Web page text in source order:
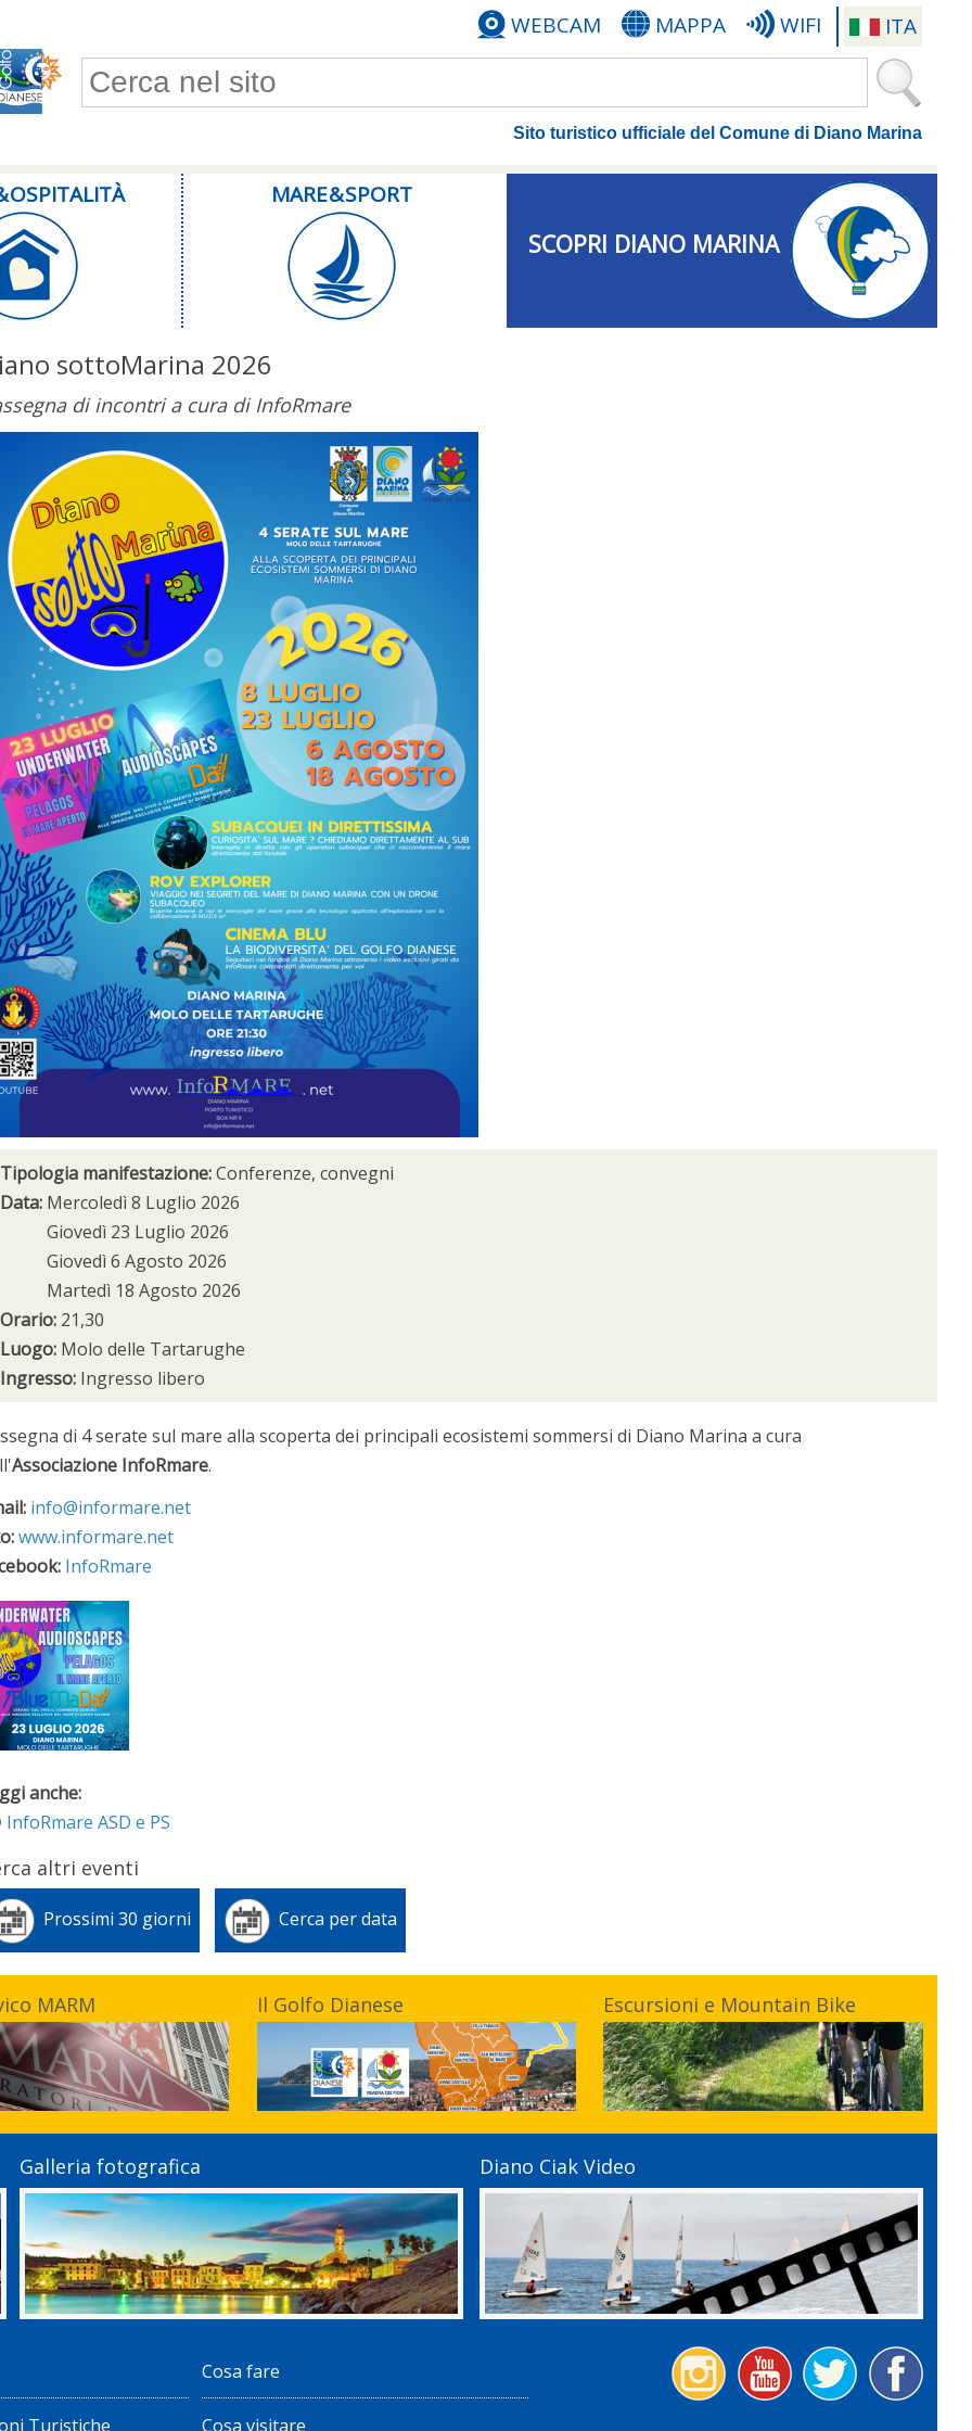
ITA
WEBCAM MAPPA WIFI
Form di ricerca
Sito turistico ufficiale del Comune di Diano Marina
OSPITALITÀ MARE & SPORT
SCOPRI DIANO MARINA
sottoMarina 2026
di incontri a cura di InfoRmare
Tipologia manifestazione:Conferenze, convegni
Data: Mercoledì 8 Luglio 2026
Giovedì 23 Luglio 2026
Giovedì 6 Agosto 2026
Martedì 18 Agosto 2026
Orario: 21,30
Luogo: Molo delle Tartarughe
Ingresso: Ingresso libero
di 4 serate sul mare alla scoperta dei principali ecosistemi sommersi di Diano Marina a cura
Associazione InfoRmare.
info@informare.net
www.informare.net
InfoRmare
anche:
InfoRmare ASD e PS
altri eventi
Prossimi 30 giorni Cerca per data
MARM Il Golfo Dianese Escursioni e Mountain Bike
Galleria fotografica Diano Ciak Video
Turistiche
Cosa fare
Cosa visitare